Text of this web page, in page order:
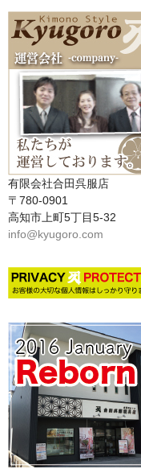
有限会社合田呉服店
〒780-0901
高知市上町5丁目5-32
info@kyugoro.com